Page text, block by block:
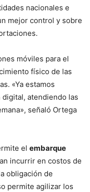
nacionales e
mejor control y sobre
móviles para el
físico de las
«Ya estamos
atendiendo las
señaló Ortega
el embarque
incurrir en costos de
obligación de
permite agilizar los